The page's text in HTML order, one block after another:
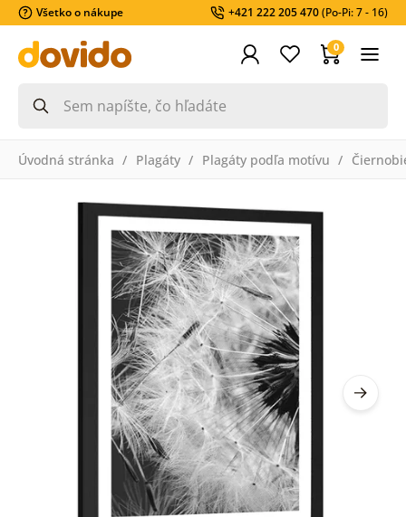
Všetko o nákupe +421 222 205 470(Po-Pi: 7 - 16)
0
Úvodná stránka Plagáty Plagáty podľa motívu